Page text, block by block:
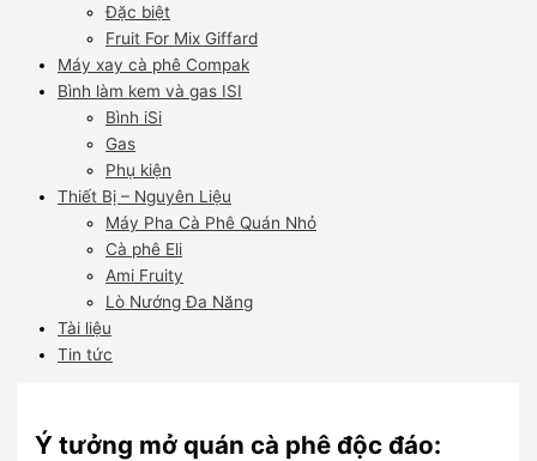
Đặc biệt
Fruit For Mix Giffard
Máy xay cà phê Compak
Bình làm kem và gas ISI
Bình iSi
Gas
Phụ kiện
Thiết Bị – Nguyên Liệu
Máy Pha Cà Phê Quán Nhỏ
Cà phê Eli
Ami Fruity
Lò Nướng Đa Năng
Tài liệu
Tin tức
Ý tưởng mở quán cà phê độc đáo: